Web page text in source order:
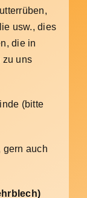
usw., dies
die in
zu uns
(bitte
gern auch